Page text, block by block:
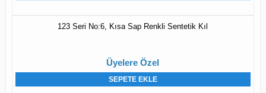
123 Seri No:6, Kısa Sap Renkli Sentetik Kıl
Üyelere Özel
SEPETE EKLE